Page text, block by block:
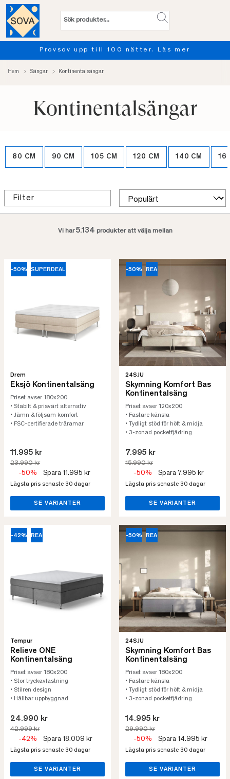
Provsov upp till 100 nätter. Läs mer
Hem Sängar Kontinentalsängar
Kontinentalsängar
80 CM 90 CM 105 CM 120 CM 140 CM
Filter
Vi har5.134 produkter att välja mellan
-50% SUPERDEAL
Drem
Eksjö Kontinentalsäng
Priset avser 180x200
• Stabilt & prisvärt alternativ
• Jämn & följsam komfort
• FSC-certifierade träramar
11.995 kr
23.990 kr
-50% Spara 11.995 kr
Lägsta pris senaste 30 dagar
SE VARIANTER
-50% REA
24SJU
Skymning Komfort Bas
Kontinentalsäng
Priset avser 120x200
• Fastare känsla
• Tydligt stöd för höft & midja
• 3-zonad pocketfjädring
7.995 kr
15.990 kr
-50% Spara 7.995 kr
Lägsta pris senaste 30 dagar
SE VARIANTER
-42% REA
Tempur
Relieve ONE
Kontinentalsäng
Priset avser 180x200
• Stor tryckavlastning
• Stilren design
• Hållbar uppbyggnad
24.990 kr
42.999 kr
-42% Spara 18.009 kr
Lägsta pris senaste 30 dagar
SE VARIANTER
-50% REA
24SJU
Skymning Komfort Bas
Kontinentalsäng
Priset avser 180x200
• Fastare känsla
• Tydligt stöd för höft & midja
• 3-zonad pocketfjädring
14.995 kr
29.990 kr
-50% Spara 14.995 kr
Lägsta pris senaste 30 dagar
SE VARIANTER